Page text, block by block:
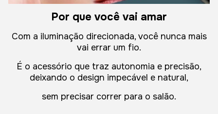
Por que você vai amar
Com a iluminação direcionada, você nunca mais
vai errar um fio.
É o acessório que traz autonomia e precisão,
deixando o design impecável e natural,
sem precisar correr para o salão.